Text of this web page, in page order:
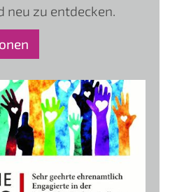
neu zu entdecken.